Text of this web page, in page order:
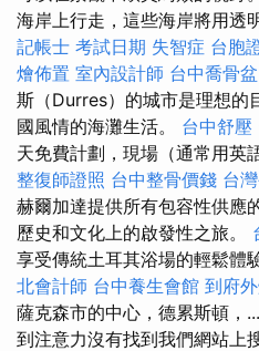
海岸上行走，這些海岸將用透
記帳士 考試日期 失智症 台胞
燴佈置 室內設計師 台中喬骨盆
斯（Durres）的城市是理想的
國風情的海灘生活。 台中舒壓
天免費計劃，現場（通常用英
整復師證照 台中整骨價錢 台
赫爾加達提供所有包容性供應
歷史和文化上的啟發性之旅。
享受傳統土耳其浴場的輕鬆體
北會計師 台中養生會館 到府
薩克森市的中心，德累斯頓，...
到注意力沒有找到我們網站上